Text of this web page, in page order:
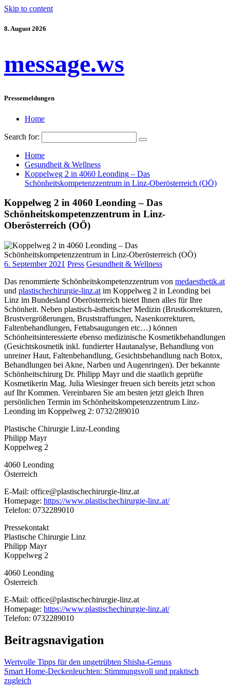
Skip to content
8. August 2026
message.ws
Pressemeldungen
Home
Search for:
Home
Gesundheit & Wellness
Koppelweg 2 in 4060 Leonding – Das
Schönheitskompetenzzentrum in Linz-Oberösterreich (OÖ)
Koppelweg 2 in 4060 Leonding – Das
Schönheitskompetenzzentrum in Linz-
Oberösterreich (OÖ)
6. September 2021 Press Gesundheit & Wellness
Das renommierte Schönheitskompetenzzentrum von medaesthetik.at
und plastischechirurgie-linz.at im Koppelweg 2 in Leonding bei
Linz im Bundesland Oberösterreich bietet Ihnen alles für Ihre
Schönheit. Neben plastisch-ästhetischer Medizin (Brustkorrekturen,
Brustvergrößerungen, Bruststraffungen, Nasenkorrekturen,
Faltenbehandlungen, Fettabsaugungen etc…) können
Schönheitsinteressierte ebenso medizinische Kosmetikbehandlungen
(Gesichtskosmetik inkl. fundierter Hautanalyse, Behandlung von
unreiner Haut, Faltenbehandlung, Gesichtsbehandlung nach Botox,
Behandlungen bei Akne, Narben und Augenringen). Der bekannte
Schönheitschirurg Dr. Philipp Mayr und die staatlich geprüfte
Kosmetikerin Mag. Julia Wiesinger freuen sich bereits jetzt schon
auf Ihr Kommen. Vereinbaren Sie am besten jetzt gleich Ihren
persönlichen Termin im Schönheitskompetenzzentrum Linz-
Leonding im Koppelweg 2: 0732/289010
Plastische Chirurgie Linz-Leonding
Philipp Mayr
Koppelweg 2
4060 Leonding
Österreich
E-Mail: office@plastischechirurgie-linz.at
Homepage: https://www.plastischechirurgie-linz.at/
Telefon: 0732289010
Pressekontakt
Plastische Chirurgie Linz
Philipp Mayr
Koppelweg 2
4060 Leonding
Österreich
E-Mail: office@plastischechirurgie-linz.at
Homepage: https://www.plastischechirurgie-linz.at/
Telefon: 0732289010
Beitragsnavigation
Wertvolle Tipps für den ungetrübten Shisha-Genuss
Smart Home-Deckenleuchten: Stimmungsvoll und praktisch
zugleich